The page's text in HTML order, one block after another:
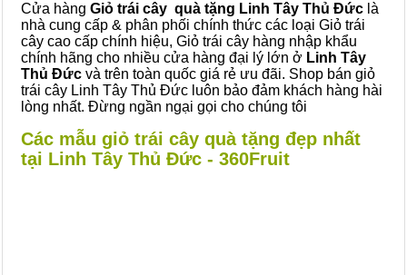
Cửa hàng Giỏ trái cây quà tặng Linh Tây Thủ Đức là
nhà cung cấp & phân phối chính thức các loại Giỏ trái
cây cao cấp chính hiệu, Giỏ trái cây hàng nhập khẩu
chính hãng cho nhiều cửa hàng đại lý lớn ở Linh Tây
Thủ Đức và trên toàn quốc giá rẻ ưu đãi. Shop bán giỏ
trái cây Linh Tây Thủ Đức luôn bảo đảm khách hàng hài
lòng nhất. Đừng ngần ngại gọi cho chúng tôi
Các mẫu giỏ trái cây quà tặng đẹp nhất
tại Linh Tây Thủ Đức - 360Fruit